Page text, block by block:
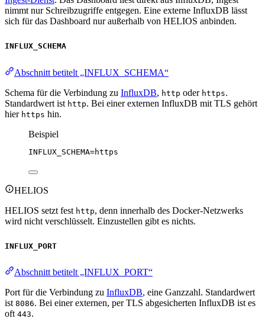
nimmt nur Schreibzugriffe entgegen. Eine externe InfluxDB lässt
sich für das Dashboard nur außerhalb von HELIOS anbinden.
INFLUX_SCHEMA
Abschnitt betitelt „INFLUX_SCHEMA“
Schema für die Verbindung zu InfluxDB, http oder https.
Standardwert ist http. Bei einer externen InfluxDB mit TLS gehört
hier https hin.
Beispiel
INFLUX_SCHEMA=https
HELIOS
HELIOS setzt fest http, denn innerhalb des Docker-Netzwerks
wird nicht verschlüsselt. Einzustellen gibt es nichts.
INFLUX_PORT
Abschnitt betitelt „INFLUX_PORT“
Port für die Verbindung zu InfluxDB, eine Ganzzahl. Standardwert
ist 8086. Bei einer externen, per TLS abgesicherten InfluxDB ist es
oft 443.